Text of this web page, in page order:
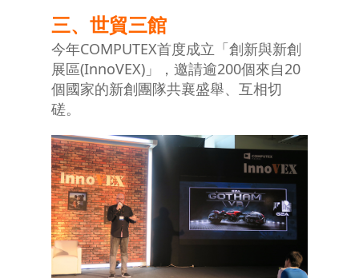
三、世貿三館
今年COMPUTEX首度成立「創新與新創
展區(InnoVEX)」，邀請逾200個來自20
個國家的新創團隊共襄盛舉、互相切
磋。